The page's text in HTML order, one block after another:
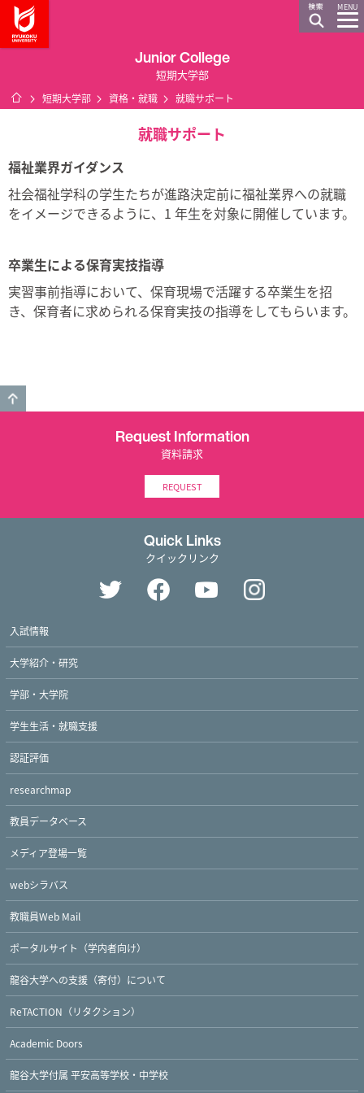
MENU
Junior College
短期大学部
ホーム
短期大学部 資格・就職 就職サポート
就職サポート
福祉業界ガイダンス
社会福祉学科の学生たちが進路決定前に福祉業界への就職
をイメージできるように、1 年生を対象に開催しています。
卒業生による保育実技指導
実習事前指導において、保育現場で活躍する卒業生を招
き、保育者に求められる保育実技の指導をしてもらいます。
Request Information
資料請求
REQUEST
Quick Links
クイックリンク
入試情報
大学紹介・研究
学部・大学院
学生生活・就職支援
認証評価
researchmap
教員データベース
メディア登場一覧
webシラバス
教職員Web Mail
ポータルサイト（学内者向け）
龍谷大学への支援（寄付）について
ReTACTION（リタクション）
Academic Doors
龍谷大学付属 平安高等学校・中学校